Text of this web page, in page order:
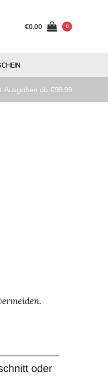
€0,00 0
Ausgaben ab €99,99